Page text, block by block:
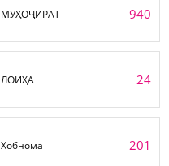
МУҲОҶИРАТ 940
ЛОИҲА 24
Хобнома 201